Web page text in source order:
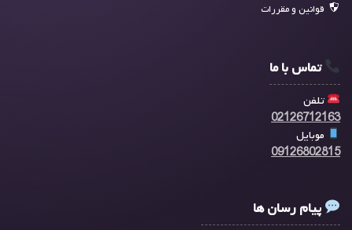
قوانین و مقررات
تماس با ما
تلفن
02126712163
موبایل
09126802815
پیام رسان ها